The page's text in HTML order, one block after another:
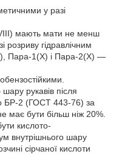
у разі
мають мати не менш
розриву гідравлічним
Пара-1(X) і Пара-2(X) —
рукавів після
БР-2 (ГОСТ 443-76) за
має бути більш ніж 20%.
кислото-
внутрішнього шару
сірчаної кислоти